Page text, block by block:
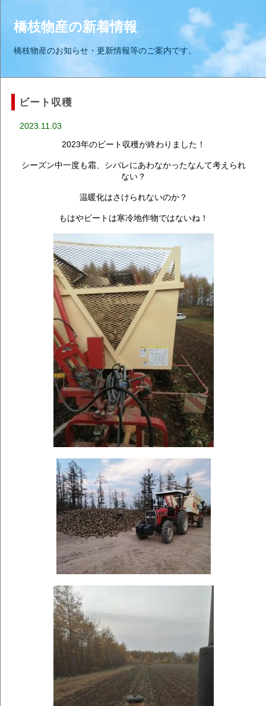
橋枝物産の新着情報
橋枝物産のお知らせ・更新情報等のご案内です。
ビート収穫
2023.11.03
2023年のビート収穫が終わりました！
シーズン中一度も霜、シバレにあわなかったなんて考えられ
ない？
温暖化はさけられないのか？
もはやビートは寒冷地作物ではないね！